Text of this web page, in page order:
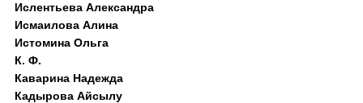
Ислентьева Александра
Исмаилова Алина
Истомина Ольга
К. Ф.
Каварина Надежда
Кадырова Айсылу